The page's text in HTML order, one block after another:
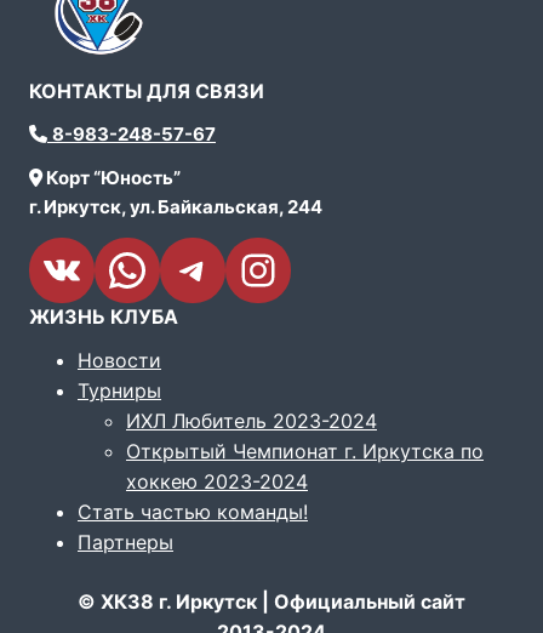
КОНТАКТЫ ДЛЯ СВЯЗИ
8-983-248-57-67
Корт “Юность”
г. Иркутск, ул. Байкальская, 244
VK WhatsApp Telegram Instagram
ЖИЗНЬ КЛУБА
Новости
Турниры
ИХЛ Любитель 2023-2024
Открытый Чемпионат г. Иркутска по
хоккею 2023-2024
Стать частью команды!
Партнеры
© ХК38 г. Иркутск | Официальный сайт